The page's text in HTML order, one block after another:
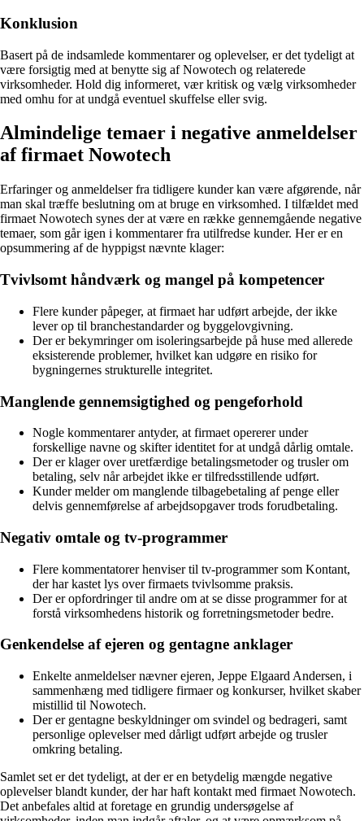
Konklusion
Basert på de indsamlede kommentarer og oplevelser, er det tydeligt at
være forsigtig med at benytte sig af Nowotech og relaterede
virksomheder. Hold dig informeret, vær kritisk og vælg virksomheder
med omhu for at undgå eventuel skuffelse eller svig.
Almindelige temaer i negative anmeldelser
af firmaet Nowotech
Erfaringer og anmeldelser fra tidligere kunder kan være afgørende, når
man skal træffe beslutning om at bruge en virksomhed. I tilfældet med
firmaet Nowotech synes der at være en række gennemgående negative
temaer, som går igen i kommentarer fra utilfredse kunder. Her er en
opsummering af de hyppigst nævnte klager:
Tvivlsomt håndværk og mangel på kompetencer
Flere kunder påpeger, at firmaet har udført arbejde, der ikke
lever op til branchestandarder og byggelovgivning.
Der er bekymringer om isoleringsarbejde på huse med allerede
eksisterende problemer, hvilket kan udgøre en risiko for
bygningernes strukturelle integritet.
Manglende gennemsigtighed og pengeforhold
Nogle kommentarer antyder, at firmaet opererer under
forskellige navne og skifter identitet for at undgå dårlig omtale.
Der er klager over uretfærdige betalingsmetoder og trusler om
betaling, selv når arbejdet ikke er tilfredsstillende udført.
Kunder melder om manglende tilbagebetaling af penge eller
delvis gennemførelse af arbejdsopgaver trods forudbetaling.
Negativ omtale og tv-programmer
Flere kommentatorer henviser til tv-programmer som Kontant,
der har kastet lys over firmaets tvivlsomme praksis.
Der er opfordringer til andre om at se disse programmer for at
forstå virksomhedens historik og forretningsmetoder bedre.
Genkendelse af ejeren og gentagne anklager
Enkelte anmeldelser nævner ejeren, Jeppe Elgaard Andersen, i
sammenhæng med tidligere firmaer og konkurser, hvilket skaber
mistillid til Nowotech.
Der er gentagne beskyldninger om svindel og bedrageri, samt
personlige oplevelser med dårligt udført arbejde og trusler
omkring betaling.
Samlet set er det tydeligt, at der er en betydelig mængde negative
oplevelser blandt kunder, der har haft kontakt med firmaet Nowotech.
Det anbefales altid at foretage en grundig undersøgelse af